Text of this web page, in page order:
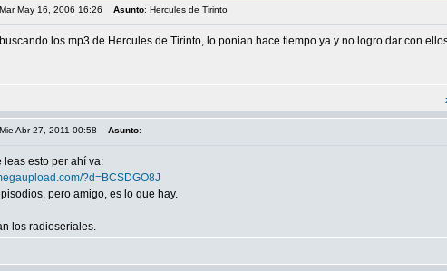
May 16, 2006 16:26 Asunto: Hercules de Tirinto
los mp3 de Hercules de Tirinto, lo ponian hace tiempo ya y no logro dar con
Abr 27, 2011 00:58 Asunto:
leas esto per ahí va:
?d=BCSDGO8J
pero amigo, es lo que hay.
los radioseriales.